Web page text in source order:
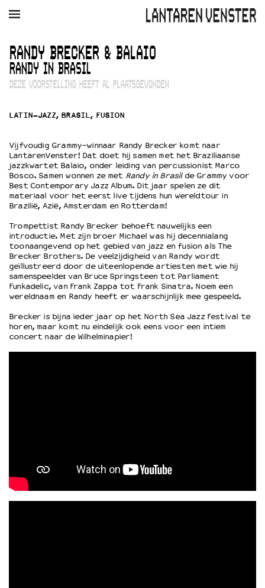
AGENDA FILM MUZIEK RESTAURANT
Winkelmandje
Zoek
Openingstijden & contact
Kaartverkoop
EDUCATIE
Schoolvoorstellingen
Filmprogramma’s Primair Onderwijs
Filmprogramma’s VO/MBO
Speciale educatieprogramma’s
OVER LANTARENVENSTER
Werken bij
Wie is wie
Word vriend
Ruimte voor artistieke vrijheid – VNPF
RANDY BRECKER & BALAIO
RANDY IN BRASIL
DEZE VOORSTELLING HEEFT AL PLAATSGEVONDEN
LATIN-JAZZ, BRASIL, FUSION
Vijfvoudig Grammy-winnaar Randy Brecker komt naar
LantarenVenster! Dat doet hij samen met het Braziliaanse
jazzkwartet Balaio, onder leiding van percussionist Marco
Bosco. Samen wonnen ze met Randy in Brasilde Grammy voor
Best Contemporary Jazz Album. Dit jaar spelen ze dit
materiaal voor het eerst live tijdens hun wereldtour in
Brazilië, Azië, Amsterdam en Rotterdam!
Trompettist Randy Brecker behoeft nauwelijks een
introductie. Met zijn broer Michael was hij decennialang
toonaangevend op het gebied van jazz en fusion als The
Brecker Brothers. De veelzijdigheid van Randy wordt
geïllustreerd door de uiteenlopende artiesten met wie hij
samenspeelde: van Bruce Springsteen tot Parliament
Funkadelic, van Frank Zappa tot Frank Sinatra. Noem een
wereldnaam en Randy heeft er waarschijnlijk mee gespeeld.
Brecker is bijna ieder jaar op het North Sea Jazz Festival te
horen, maar komt nu eindelijk ook eens voor een intiem
concert naar de Wilhelminapier!